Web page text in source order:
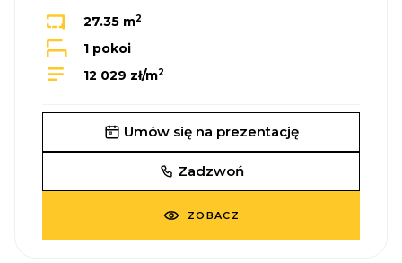
27.35 m2
1 pokoi
12 029 zł/m2
Umów się na prezentację
Zadzwoń
ZOBACZ